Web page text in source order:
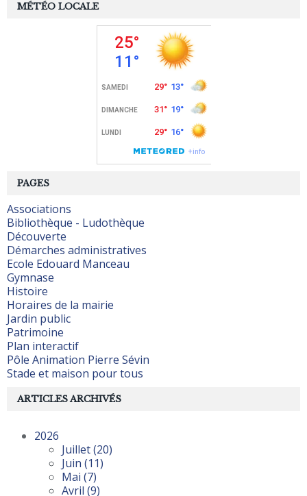
PAGES
Associations
Bibliothèque - Ludothèque
Découverte
Démarches administratives
Ecole Edouard Manceau
Gymnase
Histoire
Horaires de la mairie
Jardin public
Patrimoine
Plan interactif
Pôle Animation Pierre Sévin
Stade et maison pour tous
MÉTÉO LOCALE
ARTICLES ARCHIVÉS
2026
Juillet(20)
Juin (11)
Mai (7)
Avril (9)